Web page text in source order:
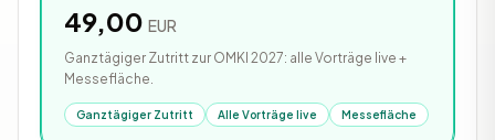
49,00 EUR
Ganztägiger Zutritt zur OMKI 2027: alle Vorträge live +
Messefläche.
Ganztägiger Zutritt Alle Vorträge live Messefläche